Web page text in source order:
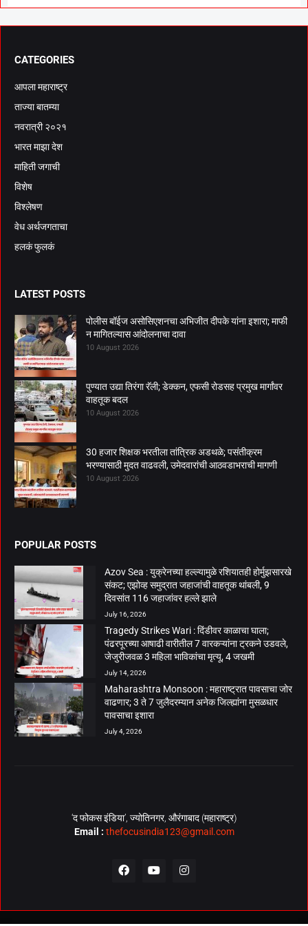
CATEGORIES
आपला महाराष्ट्र
ताज्या बातम्या
नवरात्री २०२१
भारत माझा देश
माहिती जगाची
विशेष
विश्लेषण
वेध अर्थजगताचा
हलकं फुलकं
LATEST POSTS
पोलीस बॉईज असोसिएशनचा अभिजीत दीपके यांना इशारा; माफी
न मागितल्यास आंदोलनाचा दावा
10 August 2026
पुण्यात उद्या तिरंगा रॅली; डेक्कन, एफसी रोडसह प्रमुख मार्गांवर
वाहतूक बदल
10 August 2026
30 हजार शिक्षक भरतीला तांत्रिक अडथळे; पसंतीक्रम
भरण्यासाठी मुदत वाढवली, उमेदवारांची आठवडाभराची मागणी
10 August 2026
POPULAR POSTS
Azov Sea : युक्रेनच्या हल्ल्यामुळे रशियातही होर्मुझसारखे
संकट; एझोव्ह समुद्रात जहाजांची वाहतूक थांबली, 9
दिवसांत 116 जहाजांवर हल्ले झाले
July 16, 2026
Tragedy Strikes Wari : दिंडीवर काळाचा घाला;
पंढरपूरच्या आषाढी वारीतील 7 वारकऱ्यांना ट्रकने उडवले,
जेजुरीजवळ 3 महिला भाविकांचा मृत्यू, 4 जखमी
July 14, 2026
Maharashtra Monsoon : महाराष्ट्रात पावसाचा जोर
वाढणार; 3 ते 7 जुलैदरम्यान अनेक जिल्ह्यांना मुसळधार
पावसाचा इशारा
July 4, 2026
‘द फोकस इंडिया’, ज्योतिनगर, औरंगाबाद (महाराष्ट्र)
Email : thefocusindia123@gmail.com